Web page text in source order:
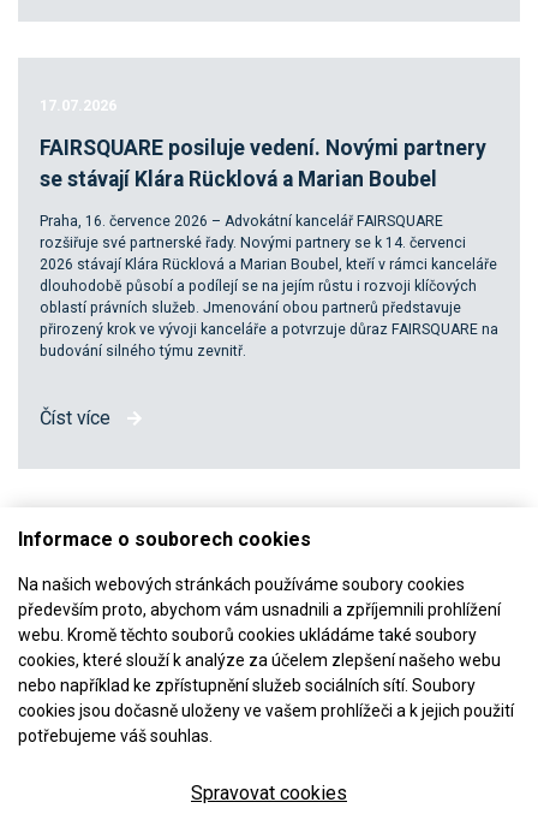
17.07.2026
FAIRSQUARE posiluje vedení. Novými partnery
se stávají Klára Rücklová a Marian Boubel
Praha, 16. července 2026 – Advokátní kancelář FAIRSQUARE
rozšiřuje své partnerské řady. Novými partnery se k 14. červenci
2026 stávají Klára Rücklová a Marian Boubel, kteří v rámci kanceláře
dlouhodobě působí a podílejí se na jejím růstu i rozvoji klíčových
oblastí právních služeb. Jmenování obou partnerů představuje
přirozený krok ve vývoji kanceláře a potvrzuje důraz FAIRSQUARE na
budování silného týmu zevnitř.
Číst více
Jsme členem
Informace o souborech cookies
Na našich webových stránkách používáme soubory cookies
především proto, abychom vám usnadnili a zpříjemnili prohlížení
webu. Kromě těchto souborů cookies ukládáme také soubory
cookies, které slouží k analýze za účelem zlepšení našeho webu
nebo například ke zpřístupnění služeb sociálních sítí. Soubory
cookies jsou dočasně uloženy ve vašem prohlížeči a k jejich použití
potřebujeme váš souhlas.
Spravovat cookies